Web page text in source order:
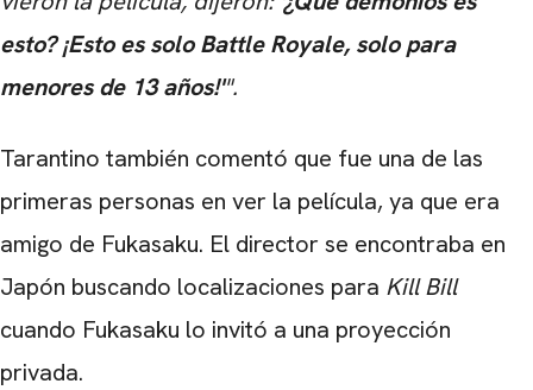
esto? ¡Esto es solo Battle Royale, solo para
menores de 13 años!'".
Tarantino también comentó que fue una de las
primeras personas en ver la película, ya que era
amigo de Fukasaku. El director se encontraba en
Japón buscando localizaciones para Kill Bill
cuando Fukasaku lo invitó a una proyección
privada.